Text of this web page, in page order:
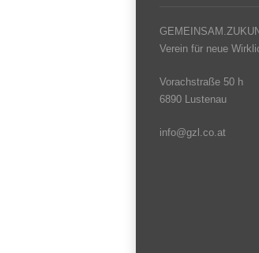
Verein für neue
Vorachstraße 50 h
6890 Lustenau
info@gzl.co.at